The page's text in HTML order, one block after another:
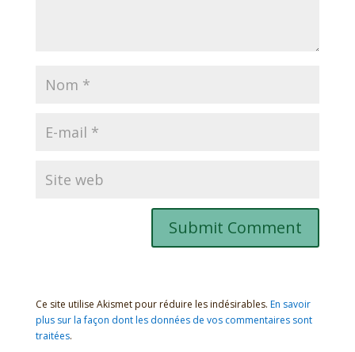
Ce site utilise Akismet pour réduire les indésirables. En savoir
plus sur la façon dont les données de vos commentaires sont
traitées.